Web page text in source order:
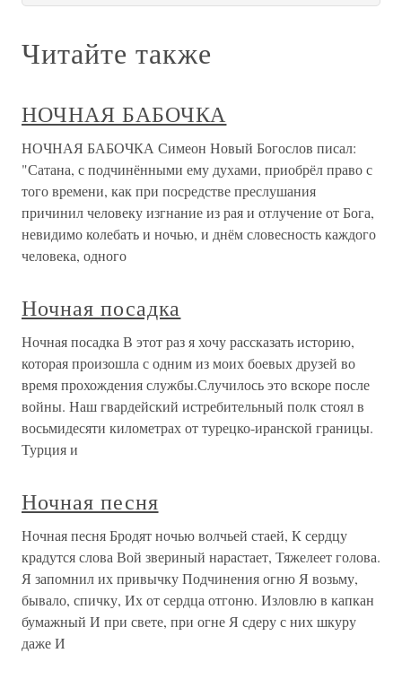
Читайте также
НОЧНАЯ БАБОЧКА
НОЧНАЯ БАБОЧКА Симеон Новый Богослов писал:
"Сатана, с подчинёнными ему духами, приобрёл право с
того времени, как при посредстве преслушания
причинил человеку изгнание из рая и отлучение от Бога,
невидимо колебать и ночью, и днём словесность каждого
человека, одного
Ночная посадка
Ночная посадка В этот раз я хочу рассказать историю,
которая произошла с одним из моих боевых друзей во
время прохождения службы.Случилось это вскоре после
войны. Наш гвардейский истребительный полк стоял в
восьмидесяти километрах от турецко-иранской границы.
Турция и
Ночная песня
Ночная песня Бродят ночью волчьей стаей, К сердцу
крадутся слова Вой звериный нарастает, Тяжелеет голова.
Я запомнил их привычку Подчинения огню Я возьму,
бывало, спичку, Их от сердца отгоню. Изловлю в капкан
бумажный И при свете, при огне Я сдеру с них шкуру
даже И